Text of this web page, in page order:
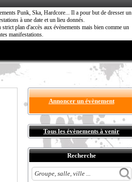
Punk, Ska, Hardcore... Il a pour but de dresser un
à une date et un lieu donnés.
plan d'accès aux évènements mais bien comme un
manifestations.
Annoncer un évènement
Tous les évènements à venir
Recherche